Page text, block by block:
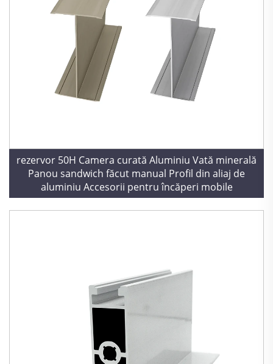
rezervor 50H Camera curată Aluminiu Vată minerală
Panou sandwich făcut manual Profil din aliaj de
aluminiu Accesorii pentru încăperi mobile